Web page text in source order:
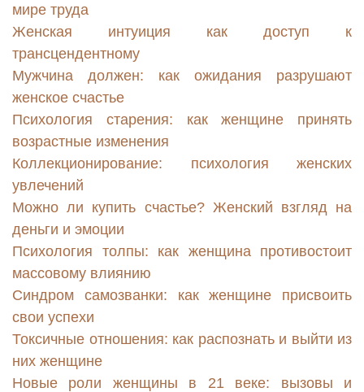
мире труда
Женская интуиция как доступ к
трансцендентному
Мужчина должен: как ожидания разрушают
женское счастье
Психология старения: как женщине принять
возрастные изменения
Коллекционирование: психология женских
увлечений
Можно ли купить счастье? Женский взгляд на
деньги и эмоции
Психология толпы: как женщина противостоит
массовому влиянию
Синдром самозванки: как женщине присвоить
свои успехи
Токсичные отношения: как распознать и выйти из
них женщине
Новые роли женщины в 21 веке: вызовы и